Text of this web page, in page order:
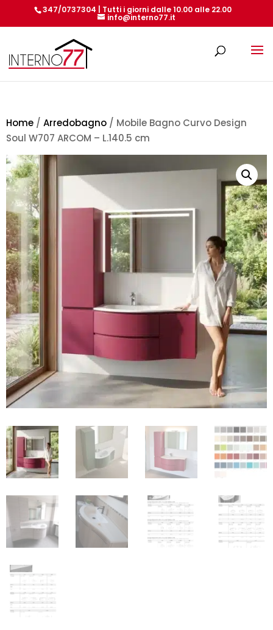
347/0737304 | Tutti i giorni dalle 10.00 alle 22.00
info@interno77.it
Home / Arredobagno / Mobile Bagno Curvo Design
Soul W707 ARCOM – L.140.5 cm